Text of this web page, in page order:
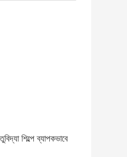
শিল্পে ব্যাপকভাবে